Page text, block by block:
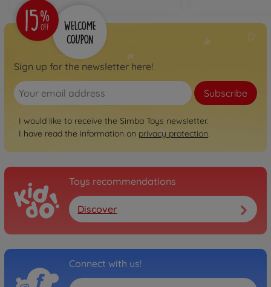
Sign up for the newsletter here!
Subscribe
I would like to receive the Simba Toys newsletter.
I have read the information on privacy protection.
Toys recommendations
Discover
Connect with us!